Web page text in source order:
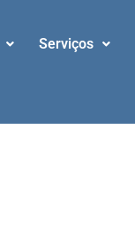
Serviços